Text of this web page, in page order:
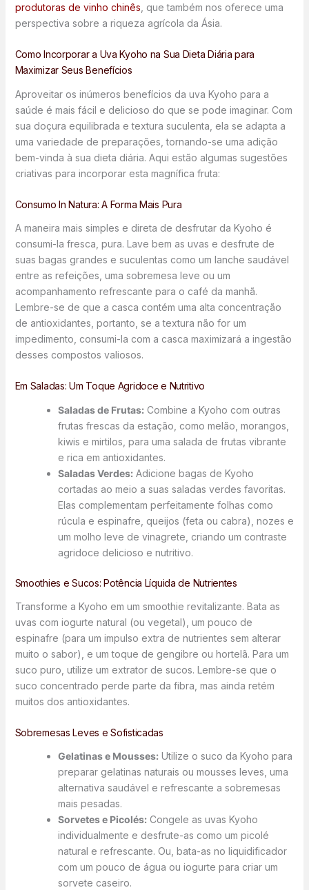
produtoras de vinho chinês , que também nos oferece uma
perspectiva sobre a riqueza agrícola da Ásia.
Como Incorporar a Uva Kyoho na Sua Dieta Diária para
Maximizar Seus Benefícios
Aproveitar os inúmeros benefícios da uva Kyoho para a
saúde é mais fácil e delicioso do que se pode imaginar. Com
sua doçura equilibrada e textura suculenta, ela se adapta a
uma variedade de preparações, tornando-se uma adição
bem-vinda à sua dieta diária. Aqui estão algumas sugestões
criativas para incorporar esta magnífica fruta:
Consumo In Natura: A Forma Mais Pura
A maneira mais simples e direta de desfrutar da Kyoho é
consumi-la fresca, pura. Lave bem as uvas e desfrute de
suas bagas grandes e suculentas como um lanche saudável
entre as refeições, uma sobremesa leve ou um
acompanhamento refrescante para o café da manhã.
Lembre-se de que a casca contém uma alta concentração
de antioxidantes, portanto, se a textura não for um
impedimento, consumi-la com a casca maximizará a ingestão
desses compostos valiosos.
Em Saladas: Um Toque Agridoce e Nutritivo
Saladas de Frutas:Combine a Kyoho com outras
frutas frescas da estação, como melão, morangos,
kiwis e mirtilos, para uma salada de frutas vibrante
e rica em antioxidantes.
Saladas Verdes:Adicione bagas de Kyoho
cortadas ao meio a suas saladas verdes favoritas.
Elas complementam perfeitamente folhas como
rúcula e espinafre, queijos (feta ou cabra), nozes e
um molho leve de vinagrete, criando um contraste
agridoce delicioso e nutritivo.
Smoothies e Sucos: Potência Líquida de Nutrientes
Transforme a Kyoho em um smoothie revitalizante. Bata as
uvas com iogurte natural (ou vegetal), um pouco de
espinafre (para um impulso extra de nutrientes sem alterar
muito o sabor), e um toque de gengibre ou hortelã. Para um
suco puro, utilize um extrator de sucos. Lembre-se que o
suco concentrado perde parte da fibra, mas ainda retém
muitos dos antioxidantes.
Sobremesas Leves e Sofisticadas
Gelatinas e Mousses:Utilize o suco da Kyoho para
preparar gelatinas naturais ou mousses leves, uma
alternativa saudável e refrescante a sobremesas
mais pesadas.
Sorvetes e Picolés:Congele as uvas Kyoho
individualmente e desfrute-as como um picolé
natural e refrescante. Ou, bata-as no liquidificador
com um pouco de água ou iogurte para criar um
sorvete caseiro.